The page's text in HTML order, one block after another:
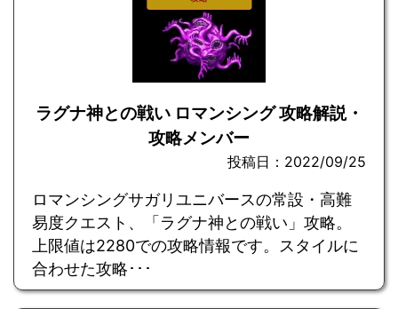
ラグナ神との戦い ロマンシング 攻略解説・
攻略メンバー
投稿日：2022/09/25
ロマンシングサガリユニバースの常設・高難
易度クエスト、「ラグナ神との戦い」攻略。
上限値は2280での攻略情報です。スタイルに
合わせた攻略･･･